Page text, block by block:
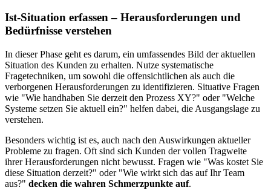
Ist-Situation erfassen – Herausforderungen und
Bedürfnisse verstehen
In dieser Phase geht es darum, ein umfassendes Bild der aktuellen
Situation des Kunden zu erhalten. Nutze systematische
Fragetechniken, um sowohl die offensichtlichen als auch die
verborgenen Herausforderungen zu identifizieren. Situative Fragen
wie "Wie handhaben Sie derzeit den Prozess XY?" oder "Welche
Systeme setzen Sie aktuell ein?" helfen dabei, die Ausgangslage zu
verstehen.
Besonders wichtig ist es, auch nach den Auswirkungen aktueller
Probleme zu fragen. Oft sind sich Kunden der vollen Tragweite
ihrer Herausforderungen nicht bewusst. Fragen wie "Was kostet Sie
diese Situation derzeit?" oder "Wie wirkt sich das auf Ihr Team
aus?" decken die wahren Schmerzpunkte auf.